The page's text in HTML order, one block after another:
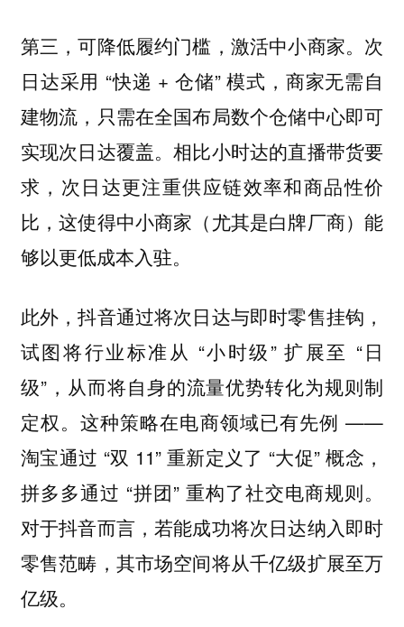
第三，可降低履约门槛，激活中小商家。次
日达采用 “快递 + 仓储” 模式，商家无需自
建物流，只需在全国布局数个仓储中心即可
实现次日达覆盖。相比小时达的直播带货要
求，次日达更注重供应链效率和商品性价
比，这使得中小商家（尤其是白牌厂商）能
够以更低成本入驻。
此外，抖音通过将次日达与即时零售挂钩，
试图将行业标准从 “小时级” 扩展至 “日
级”，从而将自身的流量优势转化为规则制
定权。这种策略在电商领域已有先例 ——
淘宝通过 “双 11” 重新定义了 “大促” 概念，
拼多多通过 “拼团” 重构了社交电商规则。
对于抖音而言，若能成功将次日达纳入即时
零售范畴，其市场空间将从千亿级扩展至万
亿级。